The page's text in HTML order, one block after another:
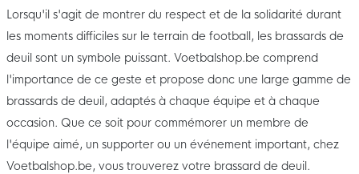
Lorsqu'il s'agit de montrer du respect et de la solidarité durant
les moments difficiles sur le terrain de football, les brassards de
deuil sont un symbole puissant. Voetbalshop.be comprend
l'importance de ce geste et propose donc une large gamme de
brassards de deuil, adaptés à chaque équipe et à chaque
occasion. Que ce soit pour commémorer un membre de
l'équipe aimé, un supporter ou un événement important, chez
Voetbalshop.be, vous trouverez votre brassard de deuil.